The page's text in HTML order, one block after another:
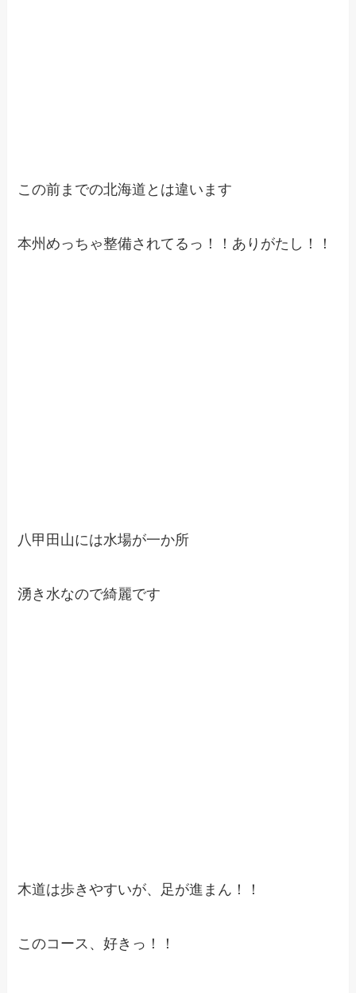
この前までの北海道とは違います
本州めっちゃ整備されてるっ！！ありがたし！！
八甲田山には水場が一か所
湧き水なので綺麗です
木道は歩きやすいが、足が進まん！！
このコース、好きっ！！